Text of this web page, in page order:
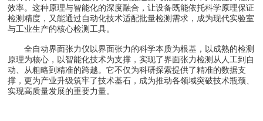
效率。这种原理与智能化的深度融合，让设备既能依托科学原理保证
检测精度，又能通过自动化技术适配批量检测需求，成为现代实验室
与工业生产的核心检测工具。
全自动界面张力仪以界面张力的科学本质为根基，以成熟的检测
原理为核心，以智能化技术为支撑，实现了界面张力检测从人工到自
动、从粗略到精准的跨越。它不仅为科研探索提供了精准的数据支
撑，更为产业升级筑牢了技术基石，成为推动各领域突破技术瓶颈、
实现高质量发展的重要力量。